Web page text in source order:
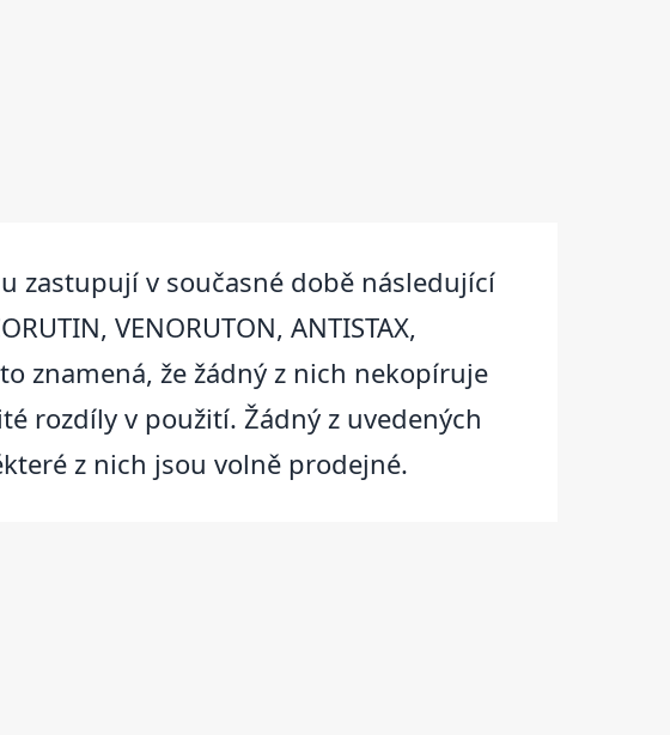
zastupují v současné době následující
VENORUTON, ANTISTAX,
znamená, že žádný z nich nekopíruje
rozdíly v použití. Žádný z uvedených
z nich jsou volně prodejné.